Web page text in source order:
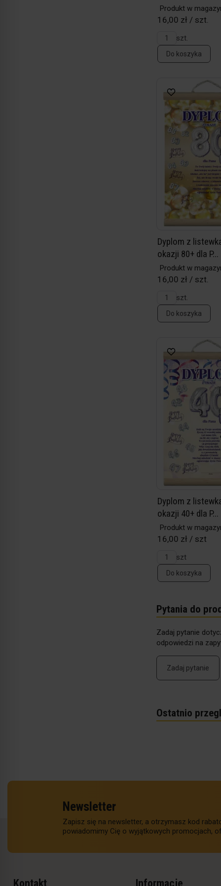
Produkt w
16,00 zł / szt.
szt.
Do koszyka
Dyplom z
okazji 80+ dla P...
Produkt w
16,00 zł / szt.
szt.
Do koszyka
Dyplom z
okazji 40+ dla P...
Produkt w
16,00 zł / szt
szt
Do koszyka
Pytania do
Zadaj pytanie
odpowiedzi na
Zadaj pytanie
Ostatnio
Newsletter
Zapisz się na newsletter, a otrzymasz kod
powiadomimy Cię o wyjątkowych promocjach,
Kontakt Informacje